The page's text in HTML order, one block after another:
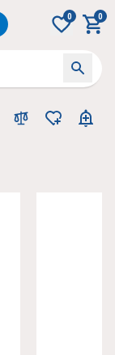
0 0